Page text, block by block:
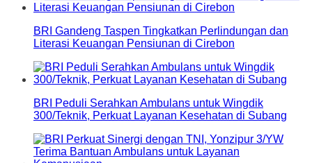
BRI Gandeng Taspen Tingkatkan Perlindungan dan
Literasi Keuangan Pensiunan di Cirebon
BRI Peduli Serahkan Ambulans untuk Wingdik
300/Teknik, Perkuat Layanan Kesehatan di Subang